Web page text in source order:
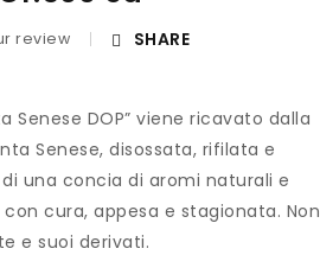
review SHARE
Senese DOP” viene ricavato dalla
Senese, disossata, rifilata e
una concia di aromi naturali e
cura, appesa e stagionata. Non
e suoi derivati.